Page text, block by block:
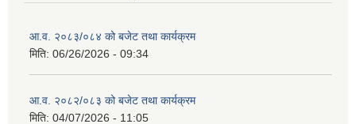
आ.व. २०८३/०८४ को बजेट तथा कार्यक्रम
मिति: 06/26/2026 - 09:34
आ.व. २०८२/०८३ को बजेट तथा कार्यक्रम
मिति: 04/07/2026 - 11:05